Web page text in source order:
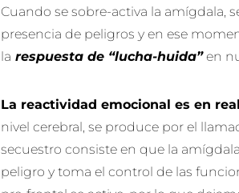
Cuando se sobre-activa la amígdala,
presencia de peligros y en ese
la respuesta de “lucha-huida”en
La reactividad emocional es en
nivel cerebral, se produce por el
secuestro consiste en que la
peligro y toma el control de las